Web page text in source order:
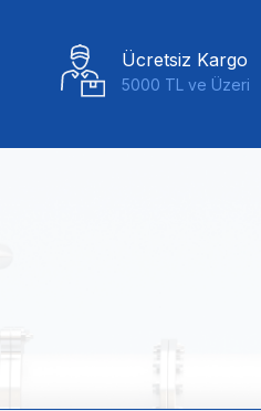
Ücretsiz Kargo
5000 TL ve Üzeri